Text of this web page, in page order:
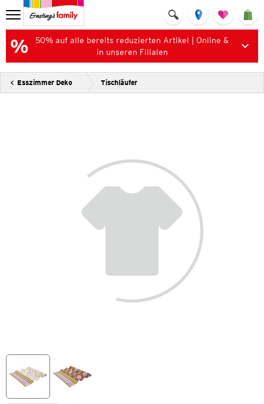
50% auf alle bereits reduzierten Artikel | Online &
in unseren Filialen
Esszimmer Deko Tischläufer